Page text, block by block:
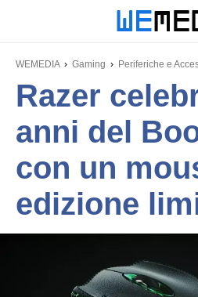
WEMEDIA Gaming Periferiche e
Razer
anni del
con un
edizione